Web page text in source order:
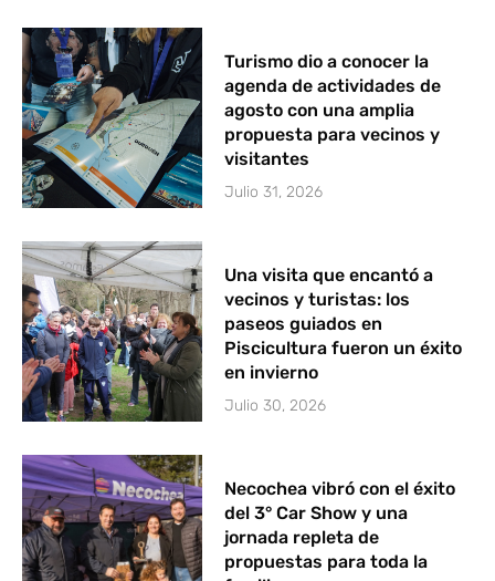
Turismo dio a conocer la
agenda de actividades de
agosto con una amplia
propuesta para vecinos y
visitantes
Julio 31, 2026
Una visita que encantó a
vecinos y turistas: los
paseos guiados en
Piscicultura fueron un éxito
en invierno
Julio 30, 2026
Necochea vibró con el éxito
del 3° Car Show y una
jornada repleta de
propuestas para toda la